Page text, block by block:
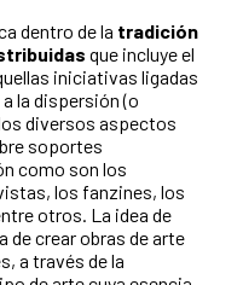
dentro de la tradición
que incluye el
iniciativas ligadas
la dispersión (o
diversos aspectos
soportes
como son los
los fanzines, los
otros. La idea de
de crear obras de arte
a través de la